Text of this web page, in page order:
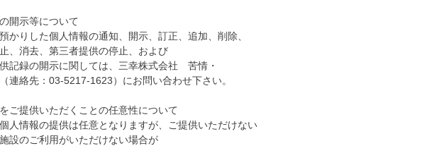
開示等について
りした個人情報の通知、開示、訂正、追加、削除、
消去、第三者提供の停止、および
録の開示に関しては、三幸株式会社 苦情・
絡先：03-5217-1623）にお問い合わせ下さい。
ご提供いただくことの任意性について
情報の提供は任意となりますが、ご提供いただけない
のご利用がいただけない場合が